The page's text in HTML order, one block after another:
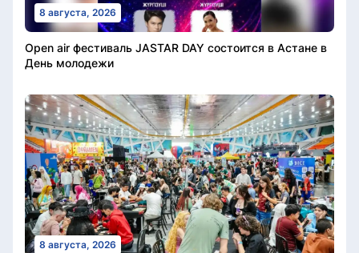
8 августа, 2026
Open air фестиваль JASTAR DAY состоится в Астане в
День молодежи
8 августа, 2026